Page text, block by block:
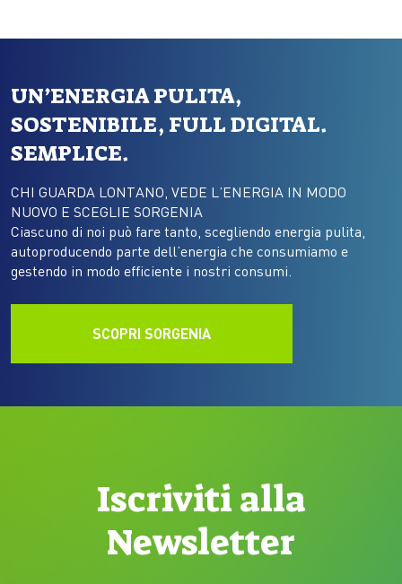
UN’ENERGIA PULITA,
SOSTENIBILE, FULL DIGITAL.
SEMPLICE.
CHI GUARDA LONTANO, VEDE L’ENERGIA IN MODO
NUOVO E SCEGLIE SORGENIA
Ciascuno di noi può fare tanto, scegliendo energia pulita,
autoproducendo parte dell’energia che consumiamo e
gestendo in modo efficiente i nostri consumi.
SCOPRI SORGENIA
Iscriviti alla
Newsletter